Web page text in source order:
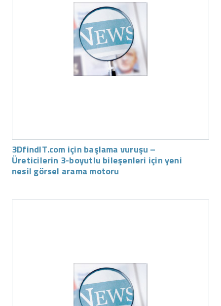
3DfindIT.com için başlama vuruşu –
Üreticilerin 3-boyutlu bileşenleri için yeni
nesil görsel arama motoru